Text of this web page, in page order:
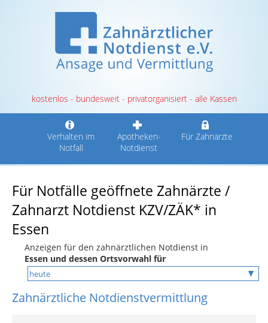
kostenlos - bundesweit - privatorganisiert - alle Kassen
Verhalten im
Notfall
Apotheken-
Notdienst
Für Zahnärzte
Für Notfälle geöffnete Zahnärzte /
Zahnarzt Notdienst KZV/ZÄK* in
Essen
Anzeigen für den zahnärztlichen Notdienst in
Essen und dessen Ortsvorwahl für
Zahnärztliche Notdienstvermittlung